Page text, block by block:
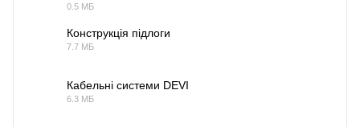
0.5 МБ
Конструкція підлоги
7.7 МБ
Кабельні системи DEVI
6.3 МБ